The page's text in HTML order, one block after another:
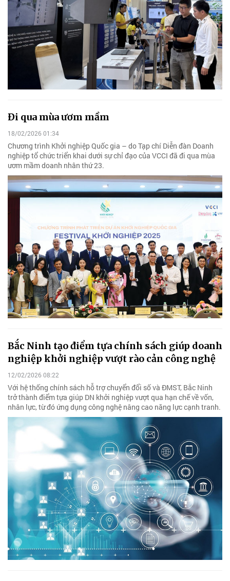
Đi qua mùa ươm mầm
18/02/2026 01:34
Chương trình Khởi nghiệp Quốc gia – do Tạp chí Diễn đàn Doanh
nghiệp tổ chức triển khai dưới sự chỉ đạo của VCCI đã đi qua mùa
ươm mầm doanh nhân thứ 23.
Bắc Ninh tạo điểm tựa chính sách giúp doanh
nghiệp khởi nghiệp vượt rào cản công nghệ
12/02/2026 08:22
Với hệ thống chính sách hỗ trợ chuyển đổi số và ĐMST, Bắc Ninh
trở thành điểm tựa giúp DN khởi nghiệp vượt qua hạn chế về vốn,
nhân lực, từ đó ứng dụng công nghệ nâng cao năng lực cạnh tranh.